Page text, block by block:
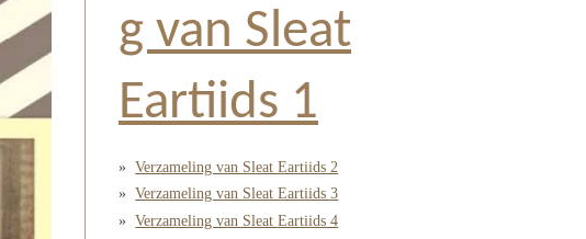
g van Sleat
Eartiids 1
Verzameling van Sleat Eartiids 2
Verzameling van Sleat Eartiids 3
Verzameling van Sleat Eartiids 4